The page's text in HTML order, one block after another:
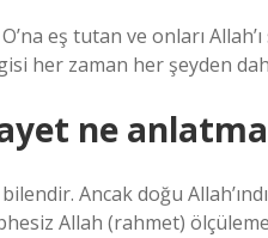
eş tutan ve onları
her zaman her şeyden
ne
Ancak doğu
Allah (rahmet)